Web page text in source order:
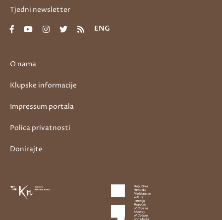
O nama
Klupske informacije
Impressum portala
Polica privatnosti
Donirajte
Tjedni newsletter
ENG